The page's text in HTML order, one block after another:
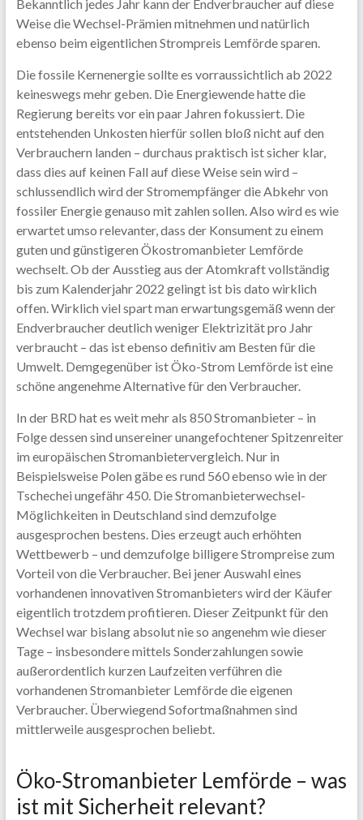
Bekanntlich jedes Jahr kann der Endverbraucher auf diese
Weise die Wechsel-Prämien mitnehmen und natürlich
ebenso beim eigentlichen Strompreis Lemförde sparen.
Die fossile Kernenergie sollte es vorraussichtlich ab 2022
keineswegs mehr geben. Die Energiewende hatte die
Regierung bereits vor ein paar Jahren fokussiert. Die
entstehenden Unkosten hierfür sollen bloß nicht auf den
Verbrauchern landen – durchaus praktisch ist sicher klar,
dass dies auf keinen Fall auf diese Weise sein wird –
schlussendlich wird der Stromempfänger die Abkehr von
fossiler Energie genauso mit zahlen sollen. Also wird es wie
erwartet umso relevanter, dass der Konsument zu einem
guten und günstigeren Ökostromanbieter Lemförde
wechselt. Ob der Ausstieg aus der Atomkraft vollständig
bis zum Kalenderjahr 2022 gelingt ist bis dato wirklich
offen. Wirklich viel spart man erwartungsgemäß wenn der
Endverbraucher deutlich weniger Elektrizität pro Jahr
verbraucht – das ist ebenso definitiv am Besten für die
Umwelt. Demgegenüber ist Öko-Strom Lemförde ist eine
schöne angenehme Alternative für den Verbraucher.
In der BRD hat es weit mehr als 850 Stromanbieter – in
Folge dessen sind unsereiner unangefochtener Spitzenreiter
im europäischen Stromanbietervergleich. Nur in
Beispielsweise Polen gäbe es rund 560 ebenso wie in der
Tschechei ungefähr 450. Die Stromanbieterwechsel-
Möglichkeiten in Deutschland sind demzufolge
ausgesprochen bestens. Dies erzeugt auch erhöhten
Wettbewerb – und demzufolge billigere Strompreise zum
Vorteil von die Verbraucher. Bei jener Auswahl eines
vorhandenen innovativen Stromanbieters wird der Käufer
eigentlich trotzdem profitieren. Dieser Zeitpunkt für den
Wechsel war bislang absolut nie so angenehm wie dieser
Tage – insbesondere mittels Sonderzahlungen sowie
außerordentlich kurzen Laufzeiten verführen die
vorhandenen Stromanbieter Lemförde die eigenen
Verbraucher. Überwiegend Sofortmaßnahmen sind
mittlerweile ausgesprochen beliebt.
Öko-Stromanbieter Lemförde – was
ist mit Sicherheit relevant?